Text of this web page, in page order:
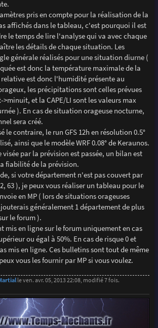
pris en compte pour la réalisation de la
affichés dans le tableau, c'est pourquoi il est
le temps de lire l'analyse qui va avec chaque
les détails de chaque situation. Les
générale réalisés pour une situation diurne (
est donc la température maximale de la
est donc l'humidité présente au
les précipitations sont celles prévues
et la CAPE/LI sont les valeurs max
). En cas de situation orageuse nocturne,
sera créé.
le contraire, le run GFS 12h en résolution 0.5°
ainsi que le modèle WRF 0.08° de Keraunos.
par la prévision est passée, un bilan est
fiabilité de la prévision.
si votre département n'est pas couvert par
63 ), je peux vous réaliser un tableau pour le
en MP ( lors de situations orageuses
généralement 1 département de plus
le forum ).
mis en ligne sur le forum uniquement en cas
ou égal à 50%. En cas de risque 0 et
mis en ligne. Ces bulletins sont tout de même
vous les fournir par MP si vous voulez.
le ven. avr. 05, 2013 22:08, modifié 7 fois.